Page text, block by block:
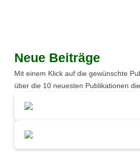
Neue Beiträge
Mit einem Klick auf die gewünschte
über die 10 neuesten Publikationen